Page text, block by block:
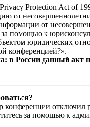
Protection Act of
от
от
за помощью к
юридических
конференцией?».
в России данный акт
конференции отключил
за помощью к